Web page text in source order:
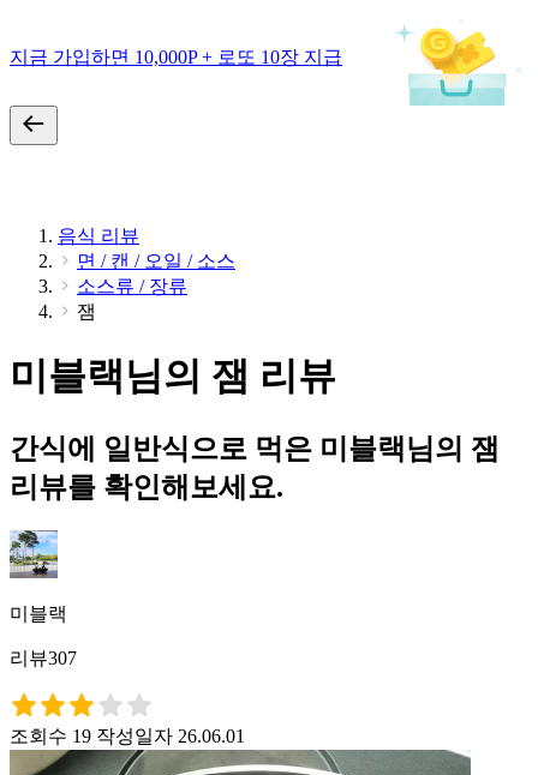
지금 가입하면 10,000P + 로또 10장 지급
음식 리뷰
면 / 캔 / 오일 / 소스
소스류 / 장류
잼
미블랙님의 잼 리뷰
간식에 일반식으로 먹은 미블랙님의 잼
리뷰를 확인해보세요.
미블랙
리뷰307
조회수 19 작성일자 26.06.01